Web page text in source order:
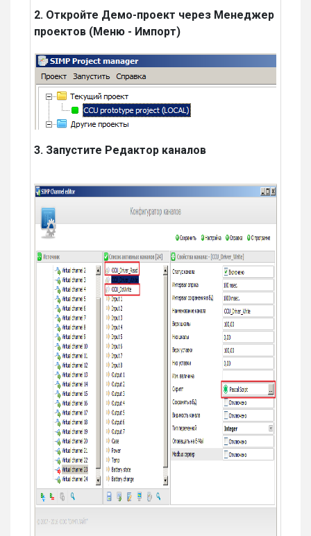
2. Откройте Демо-проект через Менеджер
проектов (Меню - Импорт)
3. Запустите Редактор каналов